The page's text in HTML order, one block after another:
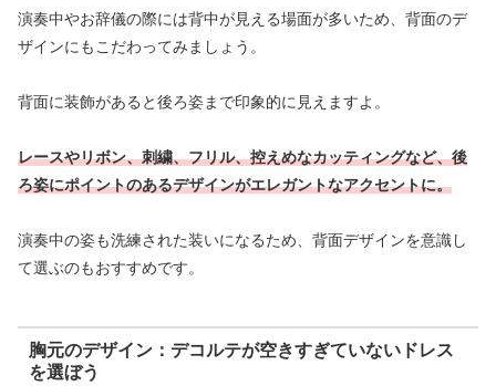
演奏中やお辞儀の際には背中が見える場面が多いため、背面のデ
ザインにもこだわってみましょう。
背面に装飾があると後ろ姿まで印象的に見えますよ。
レースやリボン、刺繍、フリル、控えめなカッティングなど、後
ろ姿にポイントのあるデザインがエレガントなアクセントに。
演奏中の姿も洗練された装いになるため、背面デザインを意識し
て選ぶのもおすすめです。
胸元のデザイン：デコルテが空きすぎていないドレス
を選ぼう